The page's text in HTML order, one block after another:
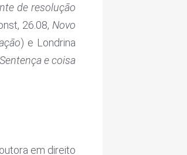
de resolução
26.08, Novo
) e Londrina
Sentença e coisa
em direito